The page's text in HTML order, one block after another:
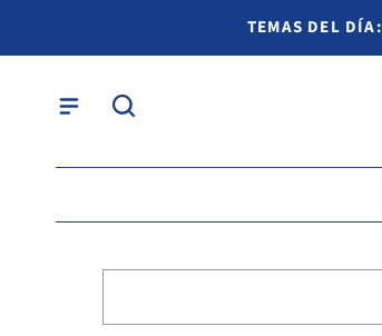
TEMAS DEL DÍA: